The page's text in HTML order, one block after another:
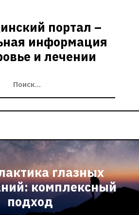
портал –
информация
и лечении
глазных
комплексный
подход